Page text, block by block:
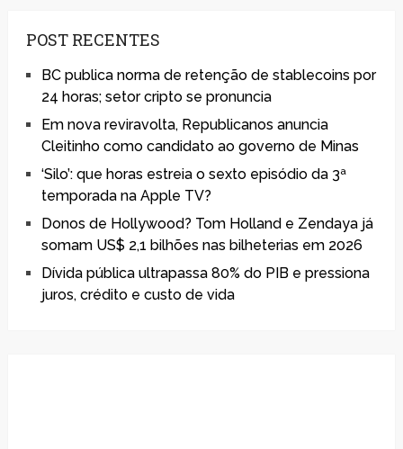
POST RECENTES
BC publica norma de retenção de stablecoins por
24 horas; setor cripto se pronuncia
Em nova reviravolta, Republicanos anuncia
Cleitinho como candidato ao governo de Minas
‘Silo’: que horas estreia o sexto episódio da 3ª
temporada na Apple TV?
Donos de Hollywood? Tom Holland e Zendaya já
somam US$ 2,1 bilhões nas bilheterias em 2026
Dívida pública ultrapassa 80% do PIB e pressiona
juros, crédito e custo de vida